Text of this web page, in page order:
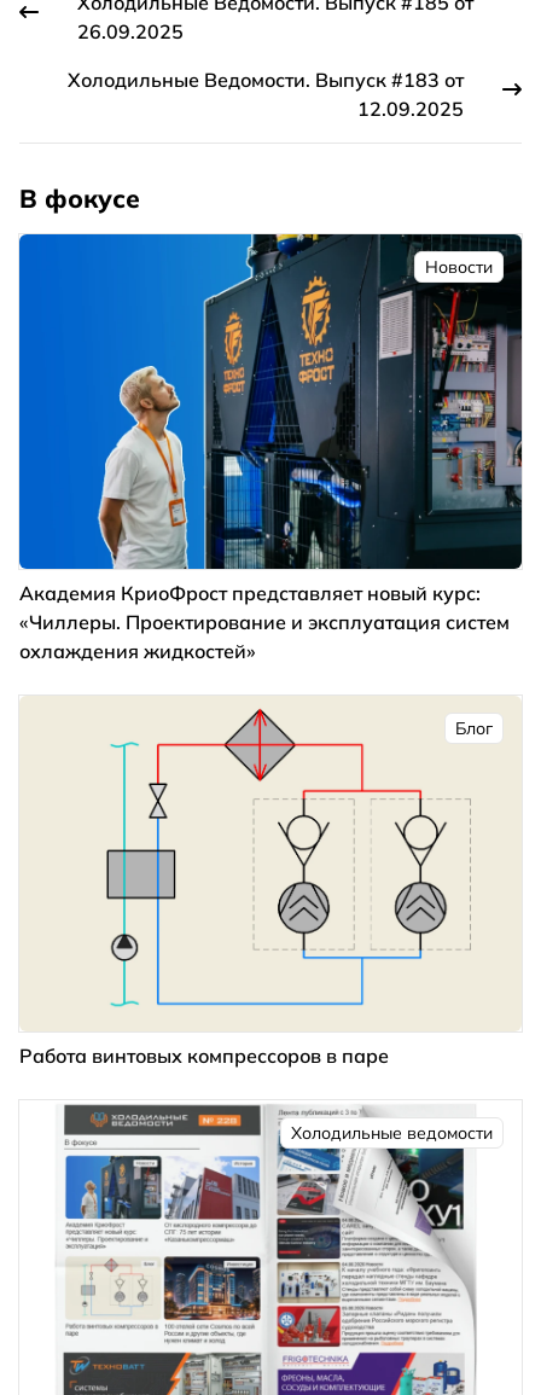
26.09.2025
Холодильные Ведомости. Выпуск #183 от
12.09.2025
В фокусе
Новости
Академия КриоФрост представляет новый курс:
«Чиллеры. Проектирование и эксплуатация систем
охлаждения жидкостей»
Блог
Работа винтовых компрессоров в паре
Холодильные ведомости